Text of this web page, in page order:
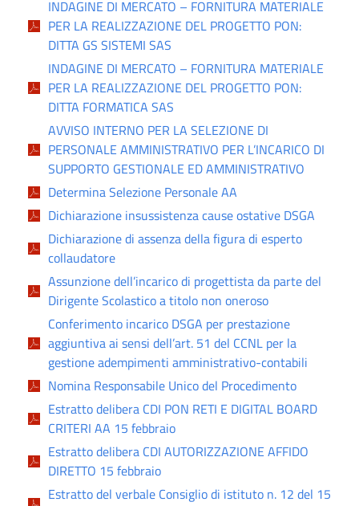
INDAGINE DI MERCATO – FORNITURA MATERIALE
PER LA REALIZZAZIONE DEL PROGETTO PON:
DITTA GS SISTEMI SAS
INDAGINE DI MERCATO – FORNITURA MATERIALE
PER LA REALIZZAZIONE DEL PROGETTO PON:
DITTA FORMATICA SAS
AVVISO INTERNO PER LA SELEZIONE DI
PERSONALE AMMINISTRATIVO PER L’INCARICO DI
SUPPORTO GESTIONALE ED AMMINISTRATIVO
Determina Selezione Personale AA
Dichiarazione insussistenza cause ostative DSGA
Dichiarazione di assenza della figura di esperto
collaudatore
Assunzione dell’incarico di progettista da parte del
Dirigente Scolastico a titolo non oneroso
Conferimento incarico DSGA per prestazione
aggiuntiva ai sensi dell’art. 51 del CCNL per la
gestione adempimenti amministrativo-contabili
Nomina Responsabile Unico del Procedimento
Estratto delibera CDI PON RETI E DIGITAL BOARD
CRITERI AA 15 febbraio
Estratto delibera CDI AUTORIZZAZIONE AFFIDO
DIRETTO 15 febbraio
Estratto del verbale Consiglio di istituto n. 12 del 15